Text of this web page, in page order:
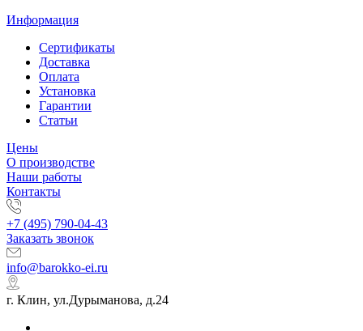
Информация
Сертификаты
Доставка
Оплата
Установка
Гарантии
Статьи
Цены
О производстве
Наши работы
Контакты
+7 (495) 790-04-43
Заказать звонок
info@barokko-ei.ru
г. Клин, ул.Дурыманова, д.24